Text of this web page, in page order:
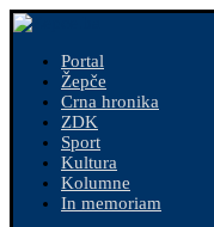
Portal
Žepče
Crna hronika
ZDK
Sport
Kultura
Kolumne
In memoriam